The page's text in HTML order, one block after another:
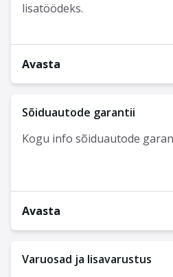
lisatöödeks.
Avasta
Sõiduautode garantii
Kogu info sõiduautode
Avasta
Varuosad ja lisavarustus